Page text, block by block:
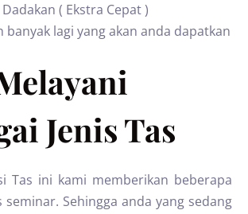
( Ekstra Cepat )
banyak lagi yang akan anda dapatkan
Jenis Tas
Tas ini kami memberikan beberapa
Sehingga anda yang sedang